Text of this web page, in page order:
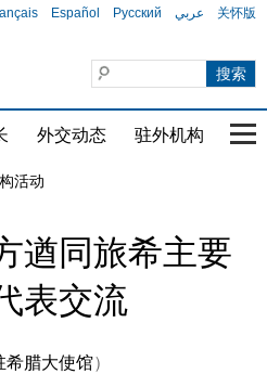
Español Русский عربي 关怀版
外交动态 驻外机构 国
活动
遒同旅希主要
表交流
希腊大使馆）